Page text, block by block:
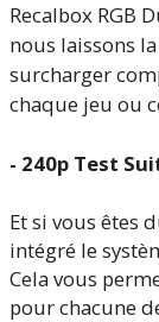
Recalbox RGB
nous laissons
surcharger
chaque jeu ou
- 240p Test
Et si vous êtes
intégré le
Cela vous
pour chacune